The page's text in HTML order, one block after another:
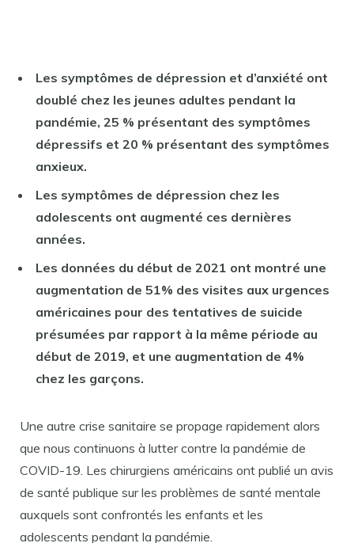
Les symptômes de dépression et d’anxiété ont
doublé chez les jeunes adultes pendant la
pandémie, 25 % présentant des symptômes
dépressifs et 20 % présentant des symptômes
anxieux.
Les symptômes de dépression chez les
adolescents ont augmenté ces dernières
années.
Les données du début de 2021 ont montré une
augmentation de 51% des visites aux urgences
américaines pour des tentatives de suicide
présumées par rapport à la même période au
début de 2019, et une augmentation de 4%
chez les garçons.
Une autre crise sanitaire se propage rapidement alors
que nous continuons à lutter contre la pandémie de
COVID-19. Les chirurgiens américains ont publié un avis
de santé publique sur les problèmes de santé mentale
auxquels sont confrontés les enfants et les
adolescents pendant la pandémie.